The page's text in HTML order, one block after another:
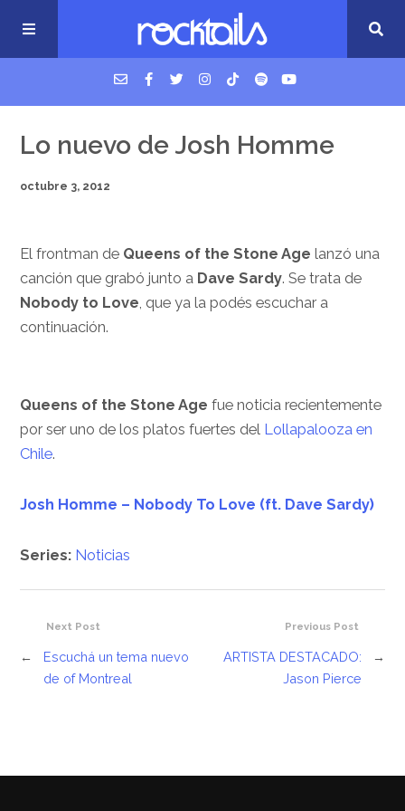
Cigarrillos en la cama
Música nueva
Lo nuevo de Josh Homme
octubre 3, 2012
El frontman de Queens of the Stone Age lanzó una
canción que grabó junto a Dave Sardy. Se trata de
Nobody to Love, que ya la podés escuchar a
continuación.
Queens of the Stone Age fue noticia recientemente
por ser uno de los platos fuertes del Lollapalooza en
Chile.
Josh Homme – Nobody To Love (ft. Dave Sardy)
Series: Noticias
Previous Post
ARTISTA DESTACADO:
Jason Pierce
→
Next Post
←
Escuchá un tema nuevo
de of Montreal